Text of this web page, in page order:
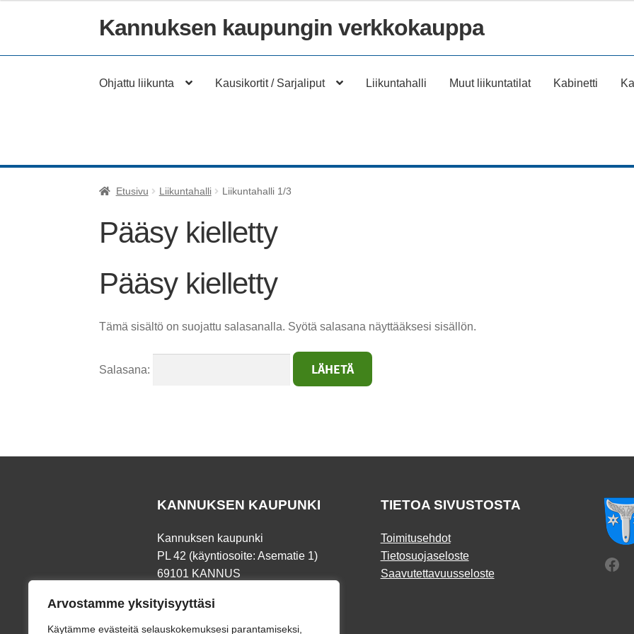
Arvostamme yksityisyyttäsi
Käytämme evästeitä selauskokemuksesi parantamiseksi,
Siirry
navigointiin
Siirry
sisältöön
Kannuksen kaupungin verkkokauppa
Ohjattu liikunta Kausikortit / Sarjaliput Liikuntahalli Muut liikuntatilat Kabinetti
Etusivu Liikuntahalli Liikuntahalli 1/3
Pääsy kielletty
Pääsy kielletty
Tämä sisältö on suojattu salasanalla. Syötä salasana näyttääksesi sisällön.
Salasana:
KANNUKSEN KAUPUNKI
Kannuksen kaupunki
PL 42 (käyntiosoite: Asematie 1)
69101 KANNUS
Puh.06 8745 111
Fax. 06 873 191
TIETOA SIVUSTOSTA
Toimitusehdot
Tietosuojaseloste
Saavutettavuusseloste